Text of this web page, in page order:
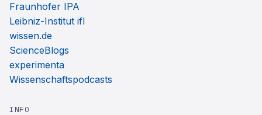
Fraunhofer IPA
Leibniz-Institut ifl
wissen.de
ScienceBlogs
experimenta
Wissenschaftspodcasts
INFO